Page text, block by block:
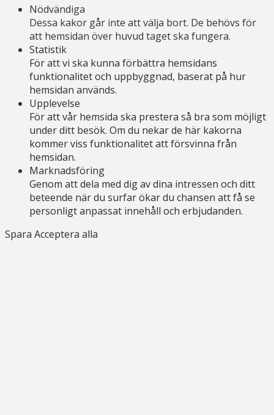
Nödvändiga
Dessa kakor går inte att välja bort. De behövs för
att hemsidan över huvud taget ska fungera.
Statistik
För att vi ska kunna förbättra hemsidans
funktionalitet och uppbyggnad, baserat på hur
hemsidan används.
Upplevelse
För att vår hemsida ska prestera så bra som möjligt
under ditt besök. Om du nekar de här kakorna
kommer viss funktionalitet att försvinna från
hemsidan.
Marknadsföring
Genom att dela med dig av dina intressen och ditt
beteende när du surfar ökar du chansen att få se
personligt anpassat innehåll och erbjudanden.
Spara Acceptera alla